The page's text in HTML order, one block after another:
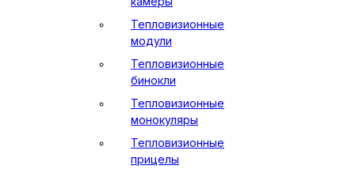
Тепловизионные
модули
Тепловизионные
бинокли
Тепловизионные
монокуляры
Тепловизионные
прицелы